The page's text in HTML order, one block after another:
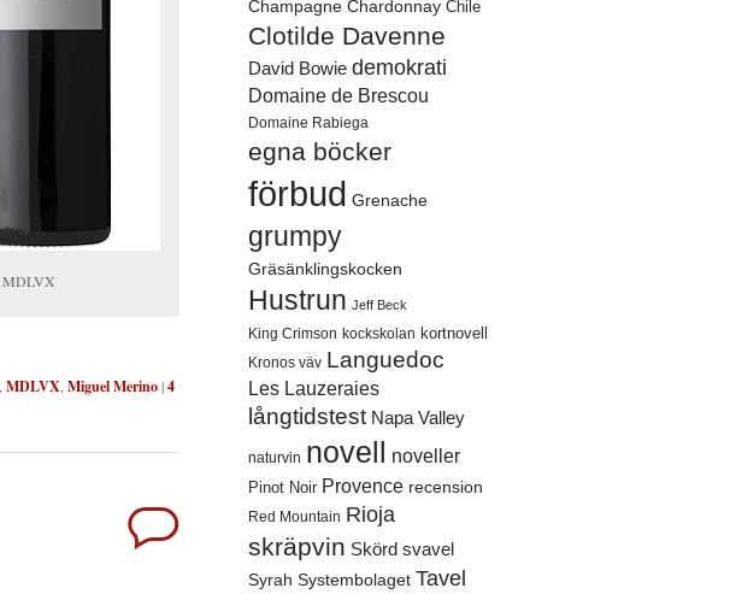
MDLVX
MDLVX Miguel Merino|4
Champagne Chardonnay Chile
Clotilde Davenne
David Bowie demokrati
Domaine de Brescou
Domaine Rabiega
egna böcker
förbud Grenache
grumpy
Gräsänklingskocken
Hustrun Jeff Beck
King Crimson kockskolan kortnovell
Kronos väv Languedoc
Les Lauzeraies
långtidstest Napa Valley
naturvin novell noveller
Pinot Noir Provence recension
Red Mountain Rioja
skräpvin Skörd svavel
Syrah Systembolaget Tavel